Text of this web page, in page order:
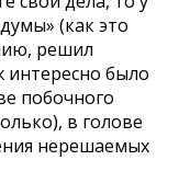
(как это
решил
интересно было
побочного
в голове
нерешаемых